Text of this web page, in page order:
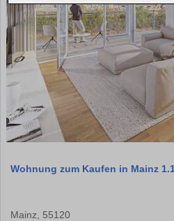
Wohnung zum Kaufen in Mainz
Mainz, 55120